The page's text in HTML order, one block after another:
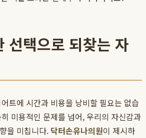
선택으로 되찾는 자
트에 시간과 비용을 낭비할 필요는 없습
미용적인 문제를 넘어, 우리의 자신감과
을 미칩니다. 닥터손유나의원이 제시하